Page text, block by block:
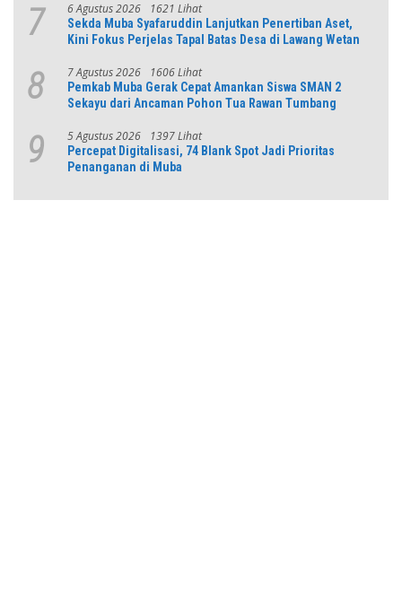
7 6 Agustus 2026 1621 Lihat
Sekda Muba Syafaruddin Lanjutkan Penertiban Aset,
Kini Fokus Perjelas Tapal Batas Desa di Lawang Wetan
8 7 Agustus 2026 1606 Lihat
Pemkab Muba Gerak Cepat Amankan Siswa SMAN 2
Sekayu dari Ancaman Pohon Tua Rawan Tumbang
9 5 Agustus 2026 1397 Lihat
Percepat Digitalisasi, 74 Blank Spot Jadi Prioritas
Penanganan di Muba